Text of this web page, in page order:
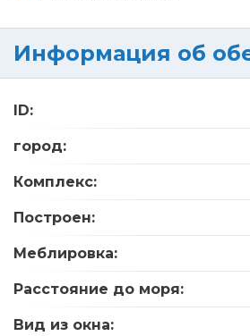
Информация об
ID:
город:
Комплекс:
Построен:
Меблировка:
Расстояние до моря:
Вид из окна: